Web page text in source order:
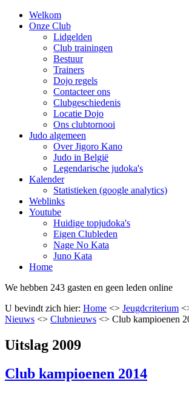
Welkom
Onze Club
Lidgelden
Club trainingen
Bestuur
Trainers
Dojo regels
Contacteer ons
Clubgeschiedenis
Locatie Dojo
Ons clubtornooi
Judo algemeen
Over Jigoro Kano
Judo in België
Legendarische judoka's
Kalender
Statistieken (google analytics)
Weblinks
Youtube
Huidige topjudoka's
Eigen Clubleden
Nage No Kata
Juno Kata
Home
We hebben 243 gasten en geen leden online
U bevindt zich hier: Home <> Jeugdcriterium
Nieuws <> Clubnieuws <> Club kampioenen
Uitslag 2009
Club kampioenen 2014